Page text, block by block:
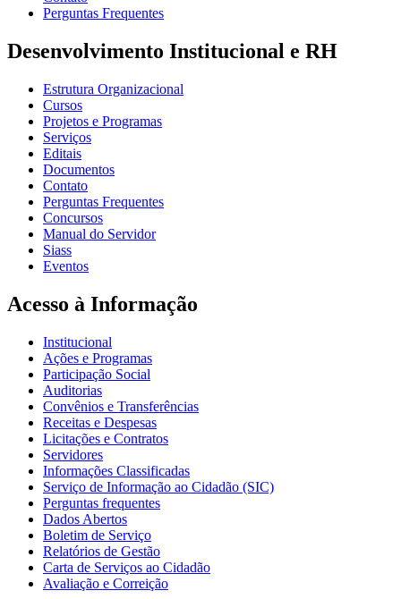
Perguntas Frequentes
Desenvolvimento Institucional e RH
Estrutura Organizacional
Cursos
Projetos e Programas
Serviços
Editais
Documentos
Contato
Perguntas Frequentes
Concursos
Manual do Servidor
Siass
Eventos
Acesso à Informação
Institucional
Ações e Programas
Participação Social
Auditorias
Convênios e Transferências
Receitas e Despesas
Licitações e Contratos
Servidores
Informações Classificadas
Serviço de Informação ao Cidadão (SIC)
Perguntas frequentes
Dados Abertos
Boletim de Serviço
Relatórios de Gestão
Carta de Serviços ao Cidadão
Avaliação e Correição